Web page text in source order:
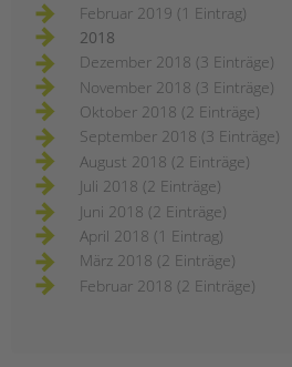
Februar 2019 (1 Eintrag)
2018
Dezember 2018 (3 Einträge)
November 2018 (3 Einträge)
Oktober 2018 (2 Einträge)
September 2018 (3 Einträge)
August 2018 (2 Einträge)
Juli 2018 (2 Einträge)
Juni 2018 (2 Einträge)
April 2018 (1 Eintrag)
März 2018 (2 Einträge)
Februar 2018 (2 Einträge)